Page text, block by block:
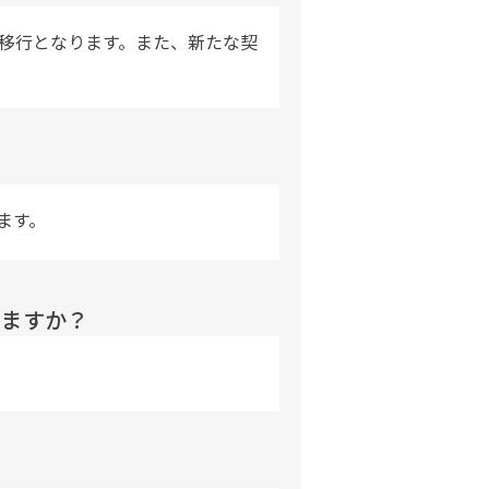
行となります。また、新たな契
。
すか？